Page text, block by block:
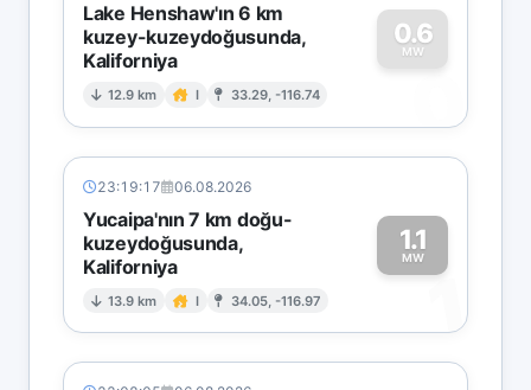
Lake Henshaw'ın 6 km
kuzey-kuzeydoğusunda,
Kaliforniya
12.9 km I 33.29, -116.74
0.6
MW
0
23:19:17 06.08.2026
Yucaipa'nın 7 km doğu-
kuzeydoğusunda,
Kaliforniya
13.9 km I 34.05, -116.97
1.1
MW
1